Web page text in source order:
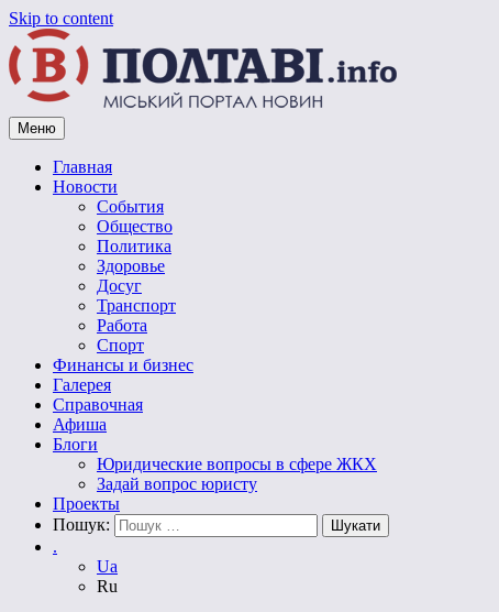
Skip to content
Vpoltave.info
Полтавский портал новостей
Меню
Главная
Новости
События
Общество
Политика
Здоровье
Досуг
Транспорт
Работа
Спорт
Финансы и бизнес
Галерея
Справочная
Афиша
Блоги
Юридические вопросы в сфере ЖКХ
Задай вопрос юристу
Проекты
Пошук:
.
Ua
Ru